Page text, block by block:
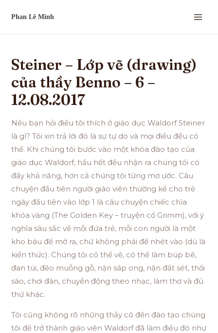
Steiner – Lớp vẽ (drawing)
của thầy Benno – 6 –
12.08.2017
Nếu bạn hỏi điều tôi thích ở giáo dục Waldorf Steiner
là gì? Tôi xin trả lời đó là sự tự do và mọi điều đều có
thể. Khi chúng tôi bước vào một khóa đào tạo của
giáo dục Waldorf, hầu hết đều nhận ra chúng tôi có
đầy khả năng, hơn cả chúng tôi từng mơ ước. Câu
chuyện đầu tiên người giáo viên thường kể cho trẻ
ngày đầu tiên vào lớp 1 là câu chuyện chiếc chìa
khóa vàng (The Golden Key – truyện cổ Grimm), với ý
nghĩa sâu sắc về mỗi đứa trẻ, mỗi con người là một
kho báu để mở ra, chứ không phải để nhét vào (dù là
kiến thức). Chúng tôi có thể vẽ, có thể làm búp bê,
đan túi, đẽo muỗng gỗ, nặn sáp ong, nặn đất sét, thổi
sáo, chơi đàn, chuyển động theo nhạc, làm thơ và đủ
thứ khác.
Tôi cũng không rõ những thầy cô đến đào tạo chúng
tôi để trở thành giáo viên Waldorf đã làm điều đó như